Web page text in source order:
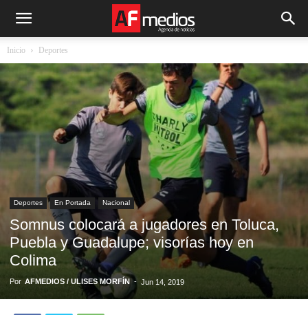
Inicio Deportes
Deportes En Portada Nacional
Somnus colocará a jugadores en Toluca,
Puebla y Guadalupe; visorías hoy en
Colima
Por AFMEDIOS / ULISES MORFÍN - Jun 14, 2019